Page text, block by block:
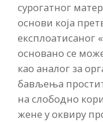
сурогатног
основи која
експлоатисаног
основано се
као аналог за
бављења
на слободно
жене у оквиру